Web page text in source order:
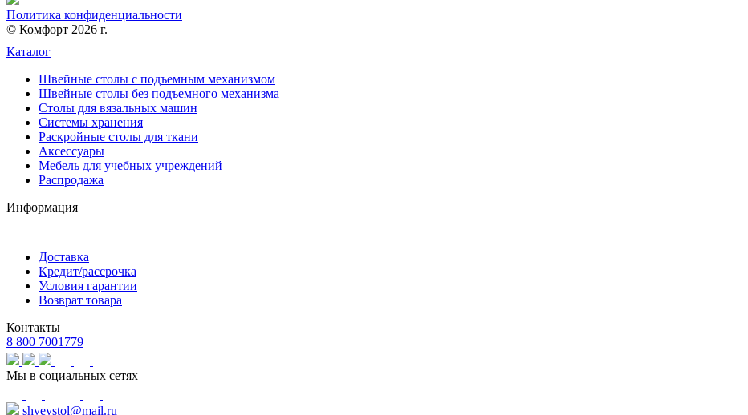
Политика конфиденциальности
© Комфорт 2026 г.
Каталог
Швейные столы с подъемным механизмом
Швейные столы без подъемного механизма
Столы для вязальных машин
Системы хранения
Раскройные столы для ткани
Аксессуары
Мебель для учебных учреждений
Распродажа
Информация
Доставка
Кредит/рассрочка
Условия гарантии
Возврат товара
Контакты
8 800 7001779
Мы в социальных сетях
shveystol@mail.ru